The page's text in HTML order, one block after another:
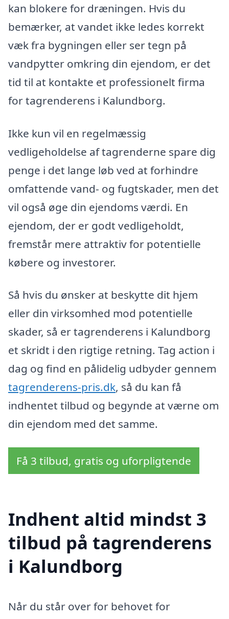
kan blokere for dræningen. Hvis du
bemærker, at vandet ikke ledes korrekt
væk fra bygningen eller ser tegn på
vandpytter omkring din ejendom, er det
tid til at kontakte et professionelt firma
for tagrenderens i Kalundborg.
Ikke kun vil en regelmæssig
vedligeholdelse af tagrenderne spare dig
penge i det lange løb ved at forhindre
omfattende vand- og fugtskader, men det
vil også øge din ejendoms værdi. En
ejendom, der er godt vedligeholdt,
fremstår mere attraktiv for potentielle
købere og investorer.
Så hvis du ønsker at beskytte dit hjem
eller din virksomhed mod potentielle
skader, så er tagrenderens i Kalundborg
et skridt i den rigtige retning. Tag action i
dag og find en pålidelig udbyder gennem
tagrenderens-pris.dk, så du kan få
indhentet tilbud og begynde at værne om
din ejendom med det samme.
Få 3 tilbud, gratis og uforpligtende
Indhent altid mindst 3
tilbud på tagrenderens
i Kalundborg
Når du står over for behovet for